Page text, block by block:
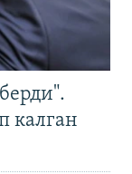
калган